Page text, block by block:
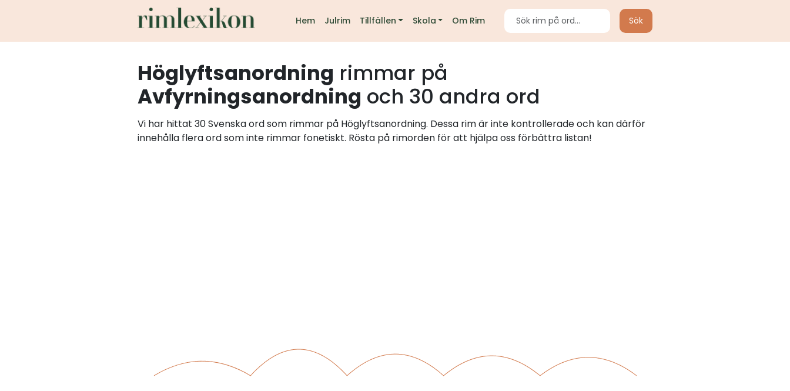
Hem Julrim Tillfällen Skola Om Rim Sök
Höglyftsanordning rimmar på
Avfyrningsanordning och 30 andra ord
Vi har hittat 30 Svenska ord som rimmar på Höglyftsanordning. Dessa rim är inte kontrollerade och kan därför
innehålla flera ord som inte rimmar fonetiskt. Rösta på rimorden för att hjälpa oss förbättra listan!